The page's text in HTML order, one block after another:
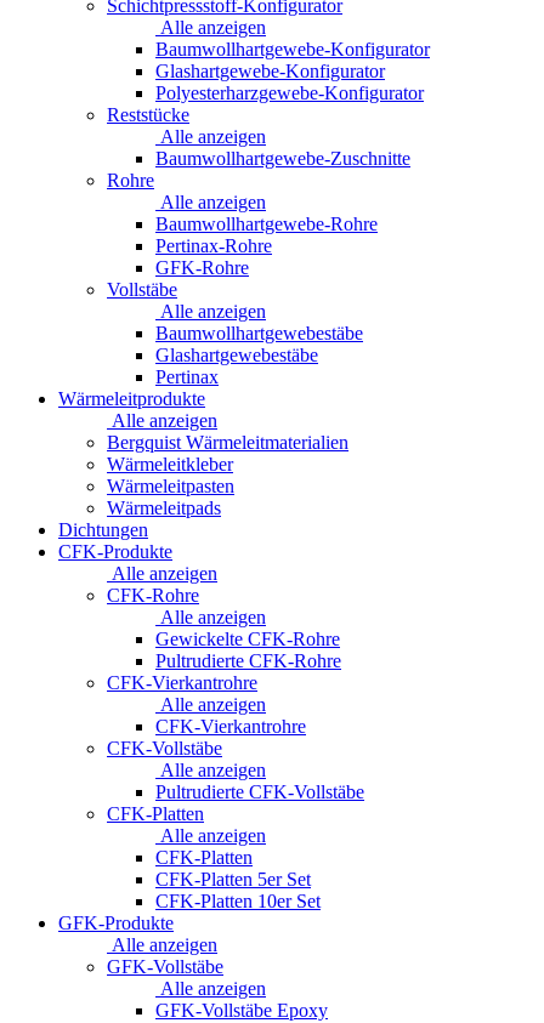
Schichtpressstoff-Konfigurator
Alle anzeigen
Baumwollhartgewebe-Konfigurator
Glashartgewebe-Konfigurator
Polyesterharzgewebe-Konfigurator
Reststücke
Alle anzeigen
Baumwollhartgewebe-Zuschnitte
Rohre
Alle anzeigen
Baumwollhartgewebe-Rohre
Pertinax-Rohre
GFK-Rohre
Vollstäbe
Alle anzeigen
Baumwollhartgewebestäbe
Glashartgewebestäbe
Pertinax
Wärmeleitprodukte
Alle anzeigen
Bergquist Wärmeleitmaterialien
Wärmeleitkleber
Wärmeleitpasten
Wärmeleitpads
Dichtungen
CFK-Produkte
Alle anzeigen
CFK-Rohre
Alle anzeigen
Gewickelte CFK-Rohre
Pultrudierte CFK-Rohre
CFK-Vierkantrohre
Alle anzeigen
CFK-Vierkantrohre
CFK-Vollstäbe
Alle anzeigen
Pultrudierte CFK-Vollstäbe
CFK-Platten
Alle anzeigen
CFK-Platten
CFK-Platten 5er Set
CFK-Platten 10er Set
GFK-Produkte
Alle anzeigen
GFK-Vollstäbe
Alle anzeigen
GFK-Vollstäbe Epoxy